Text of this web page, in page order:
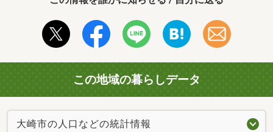
この地域の暮らしデータ
大崎市の人口などの統計情報